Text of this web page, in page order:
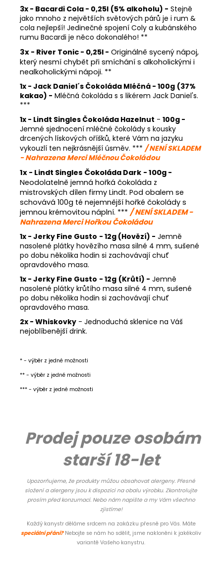
3x - Bacardi Cola - 0,25l (5% alkoholu) - Stejně
jako mnoho z největších světových párů je i rum &
cola nejlepší! Jedinečné spojení Coly a kubánského
rumu Bacardi je něco dokonalého! **
3x - River Tonic - 0,25l - Originálně sycený nápoj,
který nesmí chybět při smíchání s alkoholickými i
nealkoholickými nápoji. **
1x - Jack Daniel´s Čokoláda Mléčná - 100g (37%
kakao) - Mléčná čokoláda s s likérem Jack Daniel's.
***
1x - Lindt Singles Čokoláda Hazelnut - 100g -
Jemné sjednocení mléčné čokolády s kousky
drcených lískových oříšků, které Vám na jazyku
vykouzlí ten nejkrásnější úsměv. *** / NENÍ SKLADEM
- Nahrazena Merci Mléčnou Čokoládou
1x - Lindt Singles Čokoláda Dark - 100g -
Neodolatelně jemná hořká čokoláda z
mistrovských dílen firmy Lindt. Pod obalem se
schovává 100g té nejemnější hořké čokolády s
jemnou krémovitou náplní. *** / NENÍ SKLADEM -
Nahrazena Merci Hořkou Čokoládou
1x - Jerky Fine Gusto - 12g (Hovězí) - Jemně
nasolené plátky hovězího masa silné 4 mm, sušené
po dobu několika hodin si zachovávají chuť
opravdového masa.
1x - Jerky Fine Gusto - 12g (Krůtí) - Jemně
nasolené plátky krůtího masa silné 4 mm, sušené
po dobu několika hodin si zachovávají chuť
opravdového masa.
2x - Whiskovky - Jednoduchá sklenice na Váš
nejoblíbenější drink.
* - výběr z jedné možnosti
** - výběr z jedné možnosti
*** - výběr z jedné možnosti
Prodej pouze osobám
starší 18-let
Upozorňujeme, že produkty můžou obsahovat alergeny. Přesné
složení a alergeny jsou k dispozici na obalu výrobku. Zkontrolujte
prosím před konzumací. Nebo nám napište a my Vám všechno
zjistíme!
Každý kanystr děláme srdcem na zakázku přesně pro Vás. Máte
speciální přání? Nebojte se nám ho sdělit, jsme nakloněni k jakékoliv
variantě Vašeho kanystru.